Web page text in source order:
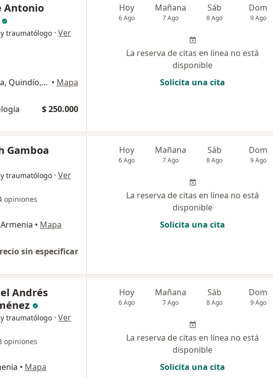
Antonio
traumatólogo · Ver
Cra. 16 #3 norte -33, Armenia, Quindío, Armenia • Mapa
$ 250.000
Hoy
6 Ago
Mañana
7 Ago
Sáb
8 Ago
Dom
9 Ago
La reserva de citas en línea no está
disponible
Solicita una cita
Gamboa
traumatólogo · Ver
opiniones
• Mapa
sin especificar
Hoy
6 Ago
Mañana
7 Ago
Sáb
8 Ago
Dom
9 Ago
La reserva de citas en línea no está
disponible
Solicita una cita
Andrés
traumatólogo · Ver
opiniones
• Mapa
Hoy
6 Ago
Mañana
7 Ago
Sáb
8 Ago
Dom
9 Ago
La reserva de citas en línea no está
disponible
Solicita una cita